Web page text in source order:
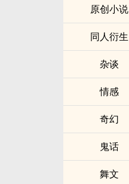
原创小说
同人衍生
杂谈
情感
奇幻
鬼话
舞文